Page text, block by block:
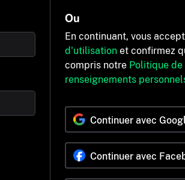
Ou
En continuant, vous
d'utilisation et confirmez
compris notre Politique
renseignements
Continuer avec
Continuer avec